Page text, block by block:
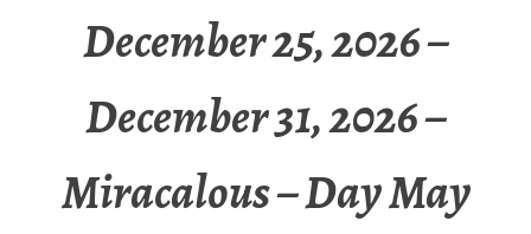
December 25, 2026 –
December 31, 2026 –
Miracalous – Day May